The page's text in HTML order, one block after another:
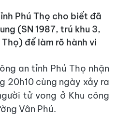
Phú Thọ cho biết đã
(SN 1987, trú khu 3,
để làm rõ hành vi
an tỉnh Phú Thọ nhận
20h10 cùng ngày xảy ra
tử vong ở Khu công
Vân Phú.